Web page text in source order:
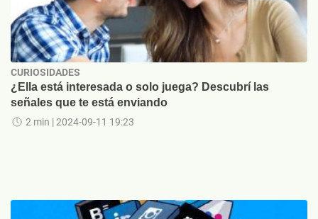
CURIOSIDADES
¿Ella está interesada o solo juega? Descubrí las
señales que te está enviando
2 min | 2024-09-11 19:23